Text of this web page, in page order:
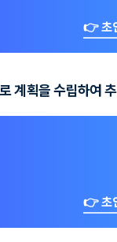
👉 초
계획을 수립하여
👉 초